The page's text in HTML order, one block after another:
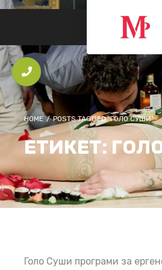
HOME / POSTS TAGGED "ГОЛО СУШИ"
ЕТИКЕТ:
Голо Суши програми за